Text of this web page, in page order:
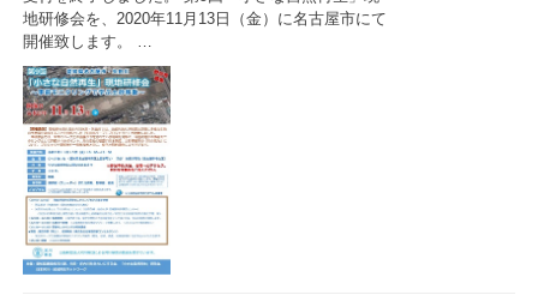
地研修会を、2020年11月13日（金）に名古屋市にて
開催致します。 …